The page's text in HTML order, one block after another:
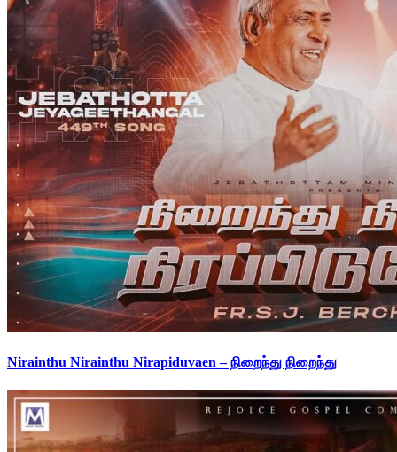
Nirainthu Nirainthu Nirapiduvaen – நிறைந்து நிறைந்து